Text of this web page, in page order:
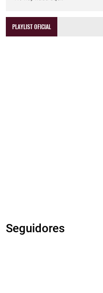
PLAYLIST OFICIAL
Seguidores